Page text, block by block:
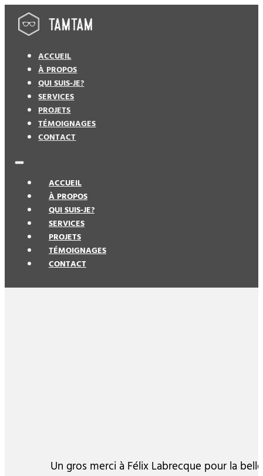
ACCUEIL
À PROPOS
QUI SUIS-JE?
SERVICES
PROJETS
TÉMOIGNAGES
CONTACT
ACCUEIL
À PROPOS
QUI SUIS-JE?
SERVICES
PROJETS
TÉMOIGNAGES
CONTACT
Un gros merci à Félix Labrecque pour la